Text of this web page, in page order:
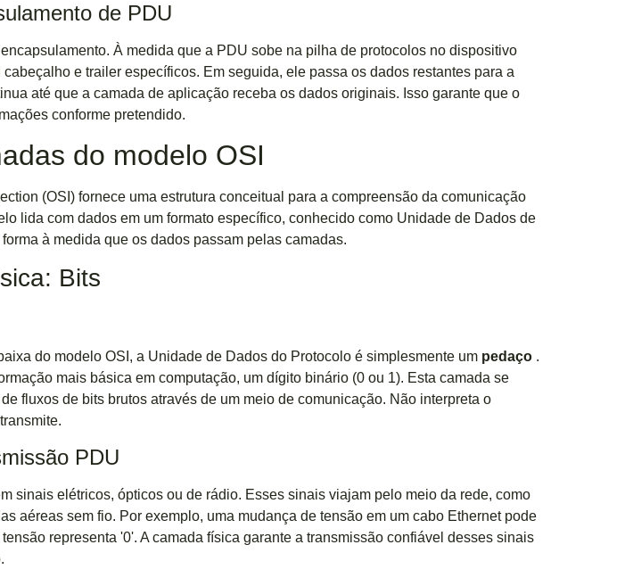
de PDU
À medida que a PDU sobe na pilha de protocolos no dispositivo
e trailer específicos. Em seguida, ele passa os dados restantes para a
até que a camada de aplicação receba os dados originais. Isso garante que o
conforme pretendido.
do modelo OSI
(OSI) fornece uma estrutura conceitual para a compreensão da comunicação
lida com dados em um formato específico, conhecido como Unidade de Dados de
à medida que os dados passam pelas camadas.
Bits
do modelo OSI, a Unidade de Dados do Protocolo é simplesmente um pedaço .
mais básica em computação, um dígito binário (0 ou 1). Esta camada se
fluxos de bits brutos através de um meio de comunicação. Não interpreta o
PDU
sinais elétricos, ópticos ou de rádio. Esses sinais viajam pelo meio da rede, como
aéreas sem fio. Por exemplo, uma mudança de tensão em um cabo Ethernet pode
representa '0'. A camada física garante a transmissão confiável desses sinais